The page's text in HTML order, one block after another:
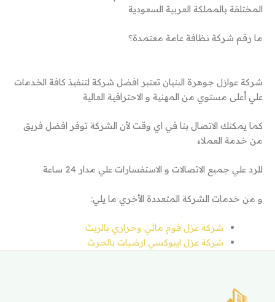
المختلفة بالمملكة العربية السعودية
ما رقم شركة نظافة عامة معتمدة؟
شركة عوازل جوهرة البنيان تعتبر افضل شركة لتنفيذ كافة الخدمات
علي أعلى مستوي من المهنية و الاحترافية العالية
كما يمكنك الاتصال بنا في اي وقت لأن الشركة توفر افضل فريق
من خدمة العملاء
للرد علي جميع الاتصالات و الاستفسارات علي مدار 24 ساعة
و من خدمات الشركة المتعددة الأخري ما يلي:
شركة عزل فوم مائي وحراري بالريث
شركة عزل ايبوكسي ارضيات بالحرث